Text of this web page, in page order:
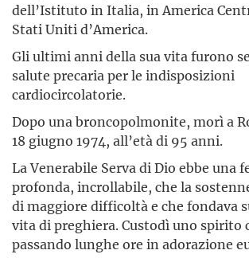
dell’Istituto in Italia, in America
Stati Uniti d’America.
Gli ultimi anni della sua vita furono
salute precaria per le indisposizioni
cardiocircolatorie.
Dopo una broncopolmonite, morì a
18 giugno 1974, all’età di 95 anni.
La Venerabile Serva di Dio ebbe una
profonda, incrollabile, che la
di maggiore difficoltà e che fondava
vita di preghiera. Custodì uno spirito
passando lunghe ore in adorazione